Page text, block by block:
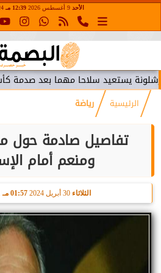
الأحد 12:39 مـ 24
سلاحا مهما بعد صدمة كأس العالم
الرئيسية رياضة
تفاصيل صادمة حول
ومنعم أمام
الثلاثاء 01:57 مـ